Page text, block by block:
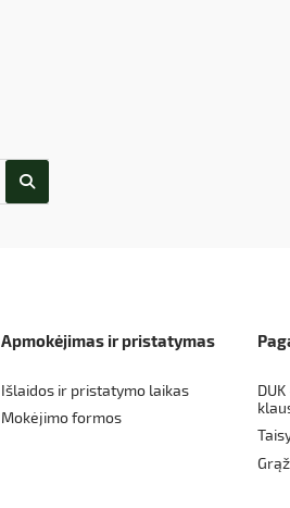
Apmokėjimas ir pristatymas
Išlaidos ir pristatymo laikas
Mokėjimo formos